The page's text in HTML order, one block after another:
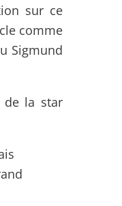
sur ce
comme
Sigmund
de la star